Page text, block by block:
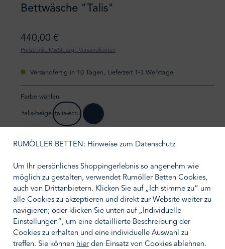
Bettwäsche "Talis"
440,00 €
Preise inkl. MwSt. zzgl. Versandkosten
Versandfertig in 10 Tagen, Lieferzeit 1-3 Werktage
Farbe wählen
talis-beige talis-ecru
talis-bleu
Größe wählenauswählen
IN DEN WARENKORB
Zum Merkzettel hinzufügen
RUMÖLLER BETTEN: Hinweise zum Datenschutz
Um Ihr persönliches Shoppingerlebnis so angenehm wie
möglich zu gestalten, verwendet Rumöller Betten Cookies,
auch von Drittanbietern. Klicken Sie auf „Ich stimme zu“ um
alle Cookies zu akzeptieren und direkt zur Website weiter zu
navigieren; oder klicken Sie unten auf „Individuelle
Einstellungen“, um eine detaillierte Beschreibung der
Cookies zu erhalten und eine individuelle Auswahl zu
treffen. Sie können hierden Einsatz von Cookies ablehnen.